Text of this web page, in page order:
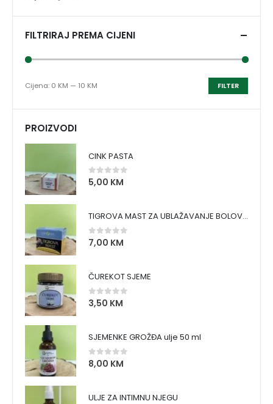
FILTRIRAJ PREMA CIJENI
FILTER
Cijena: 0 KM — 10 KM
PROIZVODI
CINK PASTA
0 out of 5
5,00 KM
TIGROVA MAST ZA UBLAŽAVANJE BOLOVA I ZAGRIJAVANJE MIŠIĆA
0 out of 5
7,00 KM
ČUREKOT SJEME
0 out of 5
3,50 KM
SJEMENKE GROŽĐA ulje 50 ml
0 out of 5
8,00 KM
ULJE ZA INTIMNU NJEGU